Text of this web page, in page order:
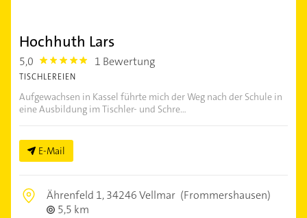
Hochhuth Lars
5,0 5.0 1 Bewertung
TISCHLEREIEN
Aufgewachsen in Kassel führte mich der Weg nach der Schule in
eine Ausbildung im Tischler- und Schre...
E-Mail
Ährenfeld 1,34246 Vellmar (Frommershausen)
5,5 km